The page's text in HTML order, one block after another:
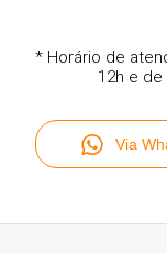
* Horário de
12h e de
Via